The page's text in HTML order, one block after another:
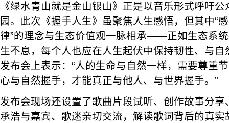
《绿水青山就是金山银山》正是以音乐形式呼吁
园。此次《握手人生》虽聚焦人生感悟，但其中“
律”的理念与生态价值观一脉相承——正如生态系
生不息，每个人也应在人生起伏中保持韧性、与
发布会上表示：“人的生命与自然一样，需要尊重
心与自然握手，才能真正与他人、与世界握手。”
发布会现场还设置了歌曲片段试听、创作故事分
承浩与嘉宾、歌迷亲切交流，解读歌词背后的真实